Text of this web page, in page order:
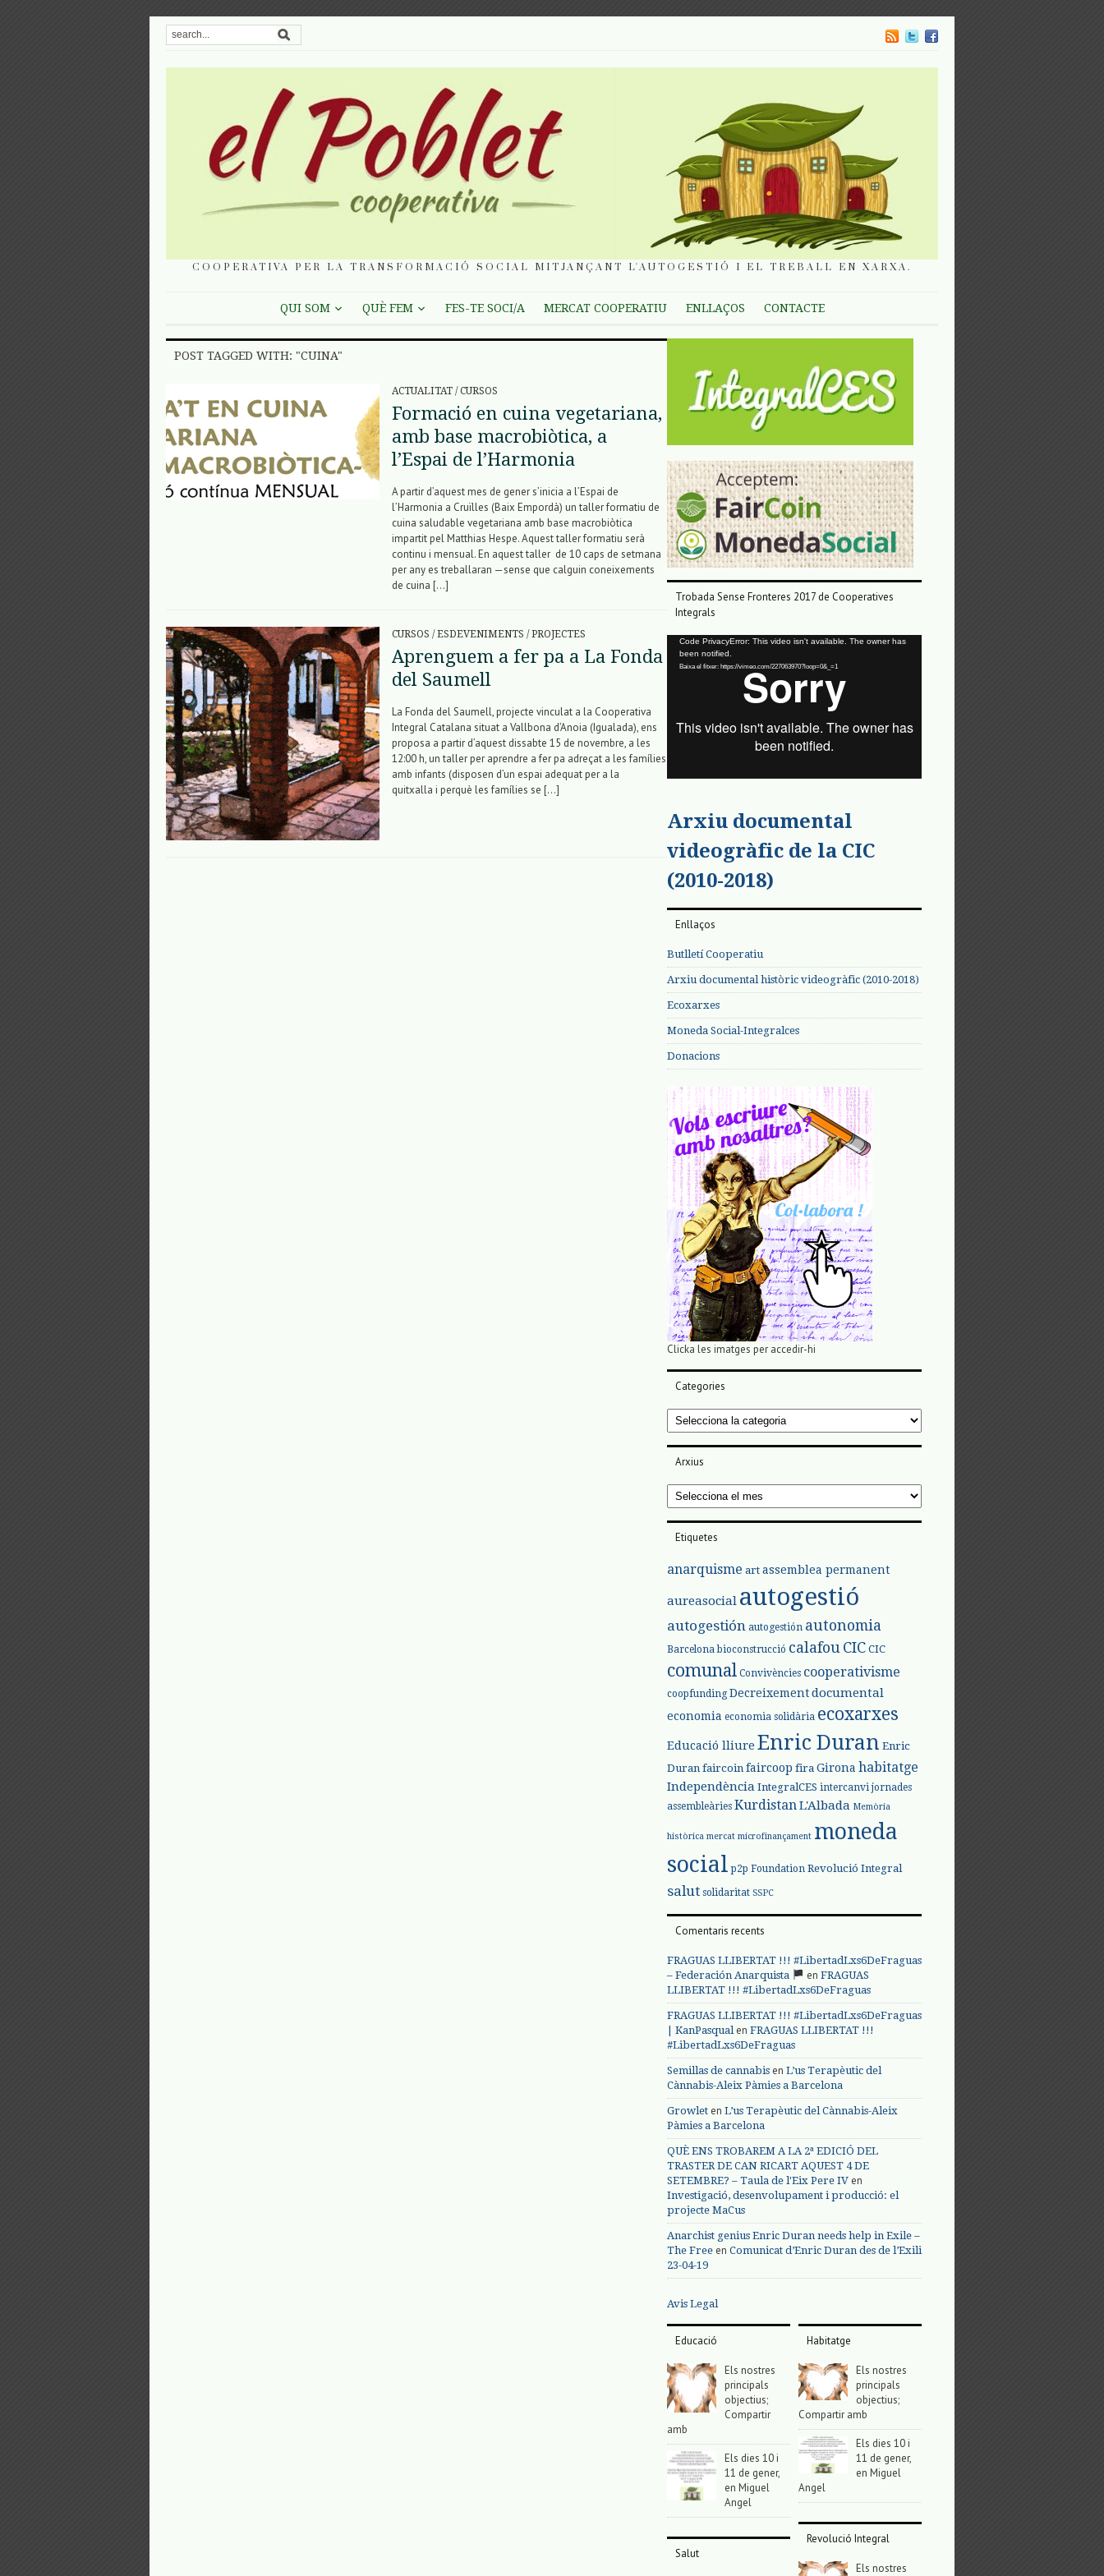
COOPERATIVA PER LA TRANSFORMACIÓ SOCIAL MITJANÇANT L'AUTOGESTIÓ I EL TREBALL EN XARXA.
QUI SOM QUÈ FEM FES-TE SOCI/A MERCAT COOPERATIU ENLLAÇOS CONTACTE
POST TAGGED WITH: "CUINA"
ACTUALITAT / CURSOS
Formació en cuina vegetariana,
amb base macrobiòtica, a
l’Espai de l’Harmonia
A partir d’aquest mes de gener s’inicia a l’Espai de
l’Harmonia a Cruïlles (Baix Empordà) un taller formatiu de
cuina saludable vegetariana amb base macrobiòtica
impartit pel Matthias Hespe. Aquest taller formatiu serà
continu i mensual. En aquest taller de 10 caps de setmana
per any es treballaran —sense que calguin coneixements
de cuina […]
CURSOS / ESDEVENIMENTS / PROJECTES
Aprenguem a fer pa a La Fonda
del Saumell
La Fonda del Saumell, projecte vinculat a la Cooperativa
Integral Catalana situat a Vallbona d’Anoia (Igualada), ens
proposa a partir d’aquest dissabte 15 de novembre, a les
12:00 h, un taller per aprendre a fer pa adreçat a les famílies
amb infants (disposen d’un espai adequat per a la
quitxalla i perquè les famílies se […]
Trobada Sense Fronteres 2017 de Cooperatives
Integrals
Reproductor
vídeo
Code PrivacyError: This video isn't available. The owner has
been notified.
Baixa el fitxer: https://vimeo.com/227063970?loop=0&_=1
Arxiu documental
videogràfic de la CIC
(2010-2018)
Enllaços
Butlletí Cooperatiu
Arxiu documental històric videogràfic (2010-2018)
Ecoxarxes
Moneda Social-Integralces
Donacions
Clicka les imatges per accedir-hi
Categories
Categories
Arxius
Arxius
Etiquetes
anarquisme art assemblea permanent
aureasocial autogestió
autogestión autogestión autonomia
Barcelona bioconstrucció calafou CIC CIC
comunal Convivències cooperativisme
coopfunding Decreixementdocumental
economia economia solidària ecoxarxes
Educació lliure Enric Duran Enric
Duran faircoin faircoop fira Girona habitatge
Independència IntegralCES intercanvi jornades
assembleàries Kurdistan L'Albada Memòria
històrica mercat microfinançament moneda
social p2p Foundation Revolució Integral
salut solidaritat SSPC
Comentaris recents
FRAGUAS LLIBERTAT !!! #LibertadLxs6DeFraguas
– Federación Anarquista
en FRAGUAS
LLIBERTAT !!! #LibertadLxs6DeFraguas
FRAGUAS LLIBERTAT !!! #LibertadLxs6DeFraguas
| KanPasqualen FRAGUAS LLIBERTAT !!!
#LibertadLxs6DeFraguas
Semillas de cannabis en L’us Terapèutic del
Cànnabis-Aleix Pàmies a Barcelona
Growlet en L’us Terapèutic del Cànnabis-Aleix
Pàmies a Barcelona
QUÈ ENS TROBAREM A LA 2ª EDICIÓ DEL
TRASTER DE CAN RICART AQUEST 4 DE
SETEMBRE? – Taula de l'Eix Pere IV en
Investigació, desenvolupament i producció: el
projecte MaCus
Anarchist genius Enric Duran needs help in Exile –
The Free en Comunicat d’Enric Duran des de l’Exili
23-04-19
Avis Legal
Educació
Els nostres
principals
objectius;
Compartir
amb
Els dies 10 i
11 de gener,
en Miguel
Angel
Salut
Habitatge
Els nostres
principals
objectius;
Compartir amb
Els dies 10 i
11 de gener,
en Miguel
Angel
Revolució Integral
Els nostres